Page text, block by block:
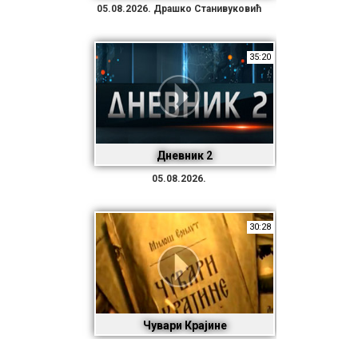
05.08.2026. Драшко Станивуковић
Дневник 2
35:20
05.08.2026.
Чувари Крајине
30:28